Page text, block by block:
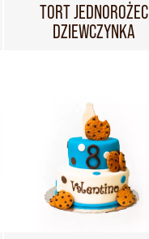
TORT JEDNOROŻEC
DZIEWCZYNKA